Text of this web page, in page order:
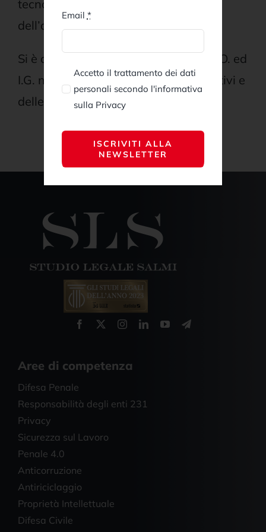
tecnologie, del lusso e
dell’agroalimentare.
Si è occupato inoltre di tutela delle D.O. ed
I.G. nonché di tutela dei marchi collettivi e
delle etichette nel settore vitivinicolo.
Aree di competenza
Difesa Penale
Responsabilità degli enti 231
Privacy
Sicurezza sul Lavoro
Penale 4.0
Anticorruzione
Antiriciclaggio
Proprietà Intellettuale
Difesa Civile
Email *
Accetto il trattamento dei dati
personali secondo l'informativa
sulla Privacy
ISCRIVITI ALLA
NEWSLETTER